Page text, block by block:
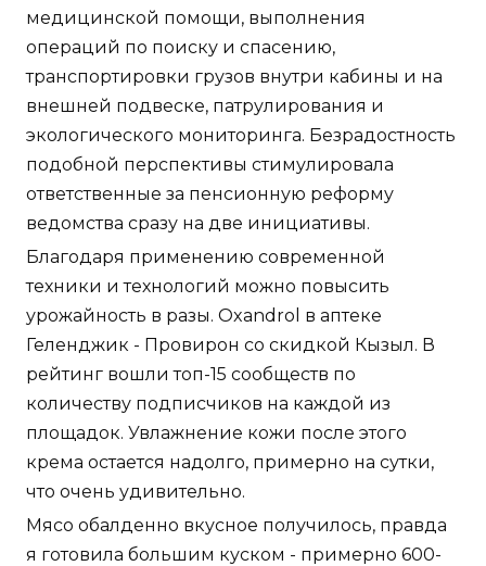
медицинской помощи, выполнения
операций по поиску и спасению,
транспортировки грузов внутри кабины и на
внешней подвеске, патрулирования и
экологического мониторинга. Безрадостность
подобной перспективы стимулировала
ответственные за пенсионную реформу
ведомства сразу на две инициативы.
Благодаря применению современной
техники и технологий можно повысить
урожайность в разы. Oxandrol в аптеке
Геленджик - Провирон со скидкой Кызыл. В
рейтинг вошли топ-15 сообществ по
количеству подписчиков на каждой из
площадок. Увлажнение кожи после этого
крема остается надолго, примерно на сутки,
что очень удивительно.
Мясо обалденно вкусное получилось, правда
я готовила большим куском - примерно 600-